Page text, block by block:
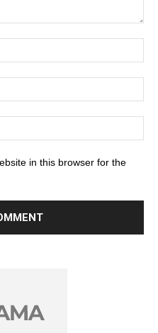
in this browser for the